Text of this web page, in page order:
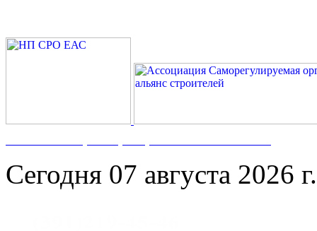
Сегодня 07 августа 2026 г.